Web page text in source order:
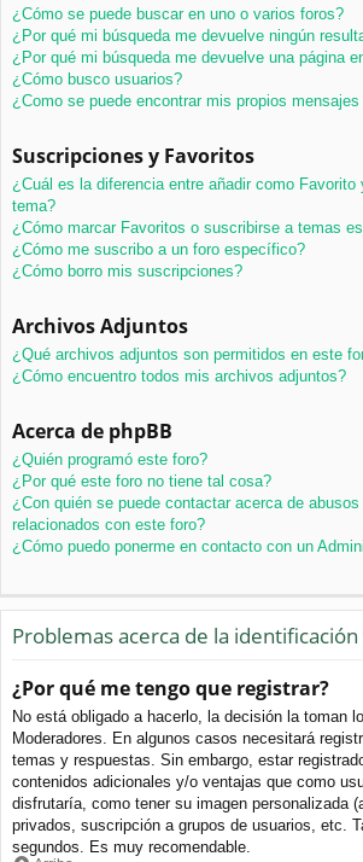
¿Cómo se puede buscar en uno o varios foros?
¿Por qué mi búsqueda me devuelve ningún
¿Por qué mi búsqueda me devuelve una página
¿Cómo busco usuarios?
¿Como se puede encontrar mis propios
Suscripciones y Favoritos
¿Cuál es la diferencia entre añadir como
tema?
¿Cómo marcar Favoritos o suscribirse a temas
¿Cómo me suscribo a un foro específico?
¿Cómo borro mis suscripciones?
Archivos Adjuntos
¿Qué archivos adjuntos son permitidos en este
¿Cómo encuentro todos mis archivos adjuntos?
Acerca de phpBB
¿Quién programó este foro?
¿Por qué este foro no tiene tal cosa?
¿Con quién se puede contactar acerca de
relacionados con este foro?
¿Cómo puedo ponerme en contacto con un
Problemas acerca de la
¿Por qué me tengo que registrar?
No está obligado a hacerlo, la decisión la toman
Moderadores. En algunos casos necesitará
temas y respuestas. Sin embargo, estar
contenidos adicionales y/o ventajas que como
disfrutaría, como tener su imagen personalizada
privados, suscripción a grupos de usuarios, etc.
segundos. Es muy recomendable.